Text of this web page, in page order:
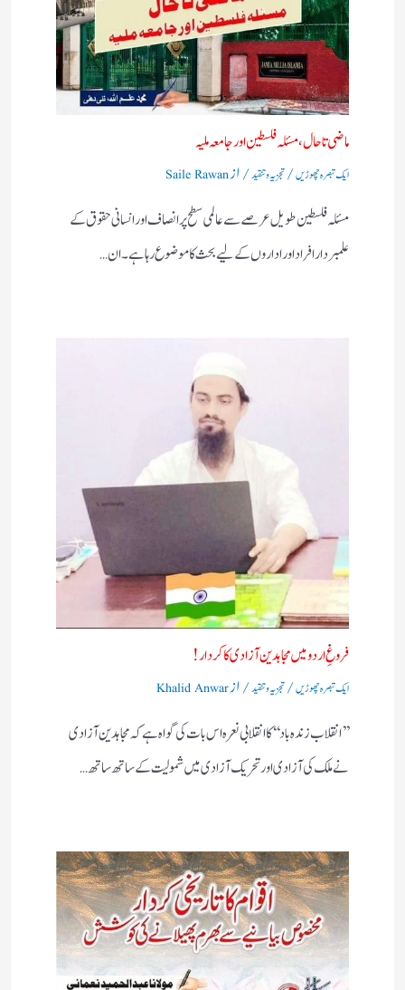
ماضی تا حال، مسئلہ فلسطین اور جامعہ ملیہ
ایک تبصرہ چھوڑیں/تجزیہ و تنقید/ ازSaile Rawan
مسئلہ فلسطین طویل عرصے سے عالمی سطح پر انصاف اور انسانی حقوق کے
علمبردار افراد اور اداروں کے لیے بحث کا موضوع رہا ہے۔ ان…
فروغِ اردو میں مجاہدین آزادی کا کردار!
ایک تبصرہ چھوڑیں/تجزیہ و تنقید/ ازKhalid Anwar
’’انقلاب زندہ باد‘‘کا انقلابی نعرہ اس بات کی گواہ ہے کہ مجاہدین آزادی
نے ملک کی آزادی اور تحریک آزادی میں شمولیت کے ساتھ ساتھ…